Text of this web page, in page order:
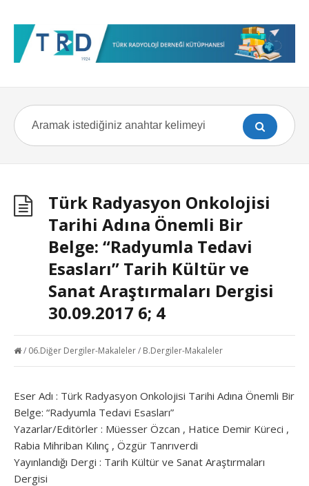
Türk Radyasyon Onkolojisi
Tarihi Adına Önemli Bir
Belge: “Radyumla Tedavi
Esasları” Tarih Kültür ve
Sanat Araştırmaları Dergisi
30.09.2017 6; 4
/ 06.Diğer Dergiler-Makaleler/ B.Dergiler-Makaleler
Eser Adı : Türk Radyasyon Onkolojisi Tarihi Adına Önemli Bir
Belge: “Radyumla Tedavi Esasları”
Yazarlar/Editörler : Müesser Özcan , Hatice Demir Küreci ,
Rabia Mihriban Kılınç , Özgür Tanrıverdi
Yayınlandığı Dergi : Tarih Kültür ve Sanat Araştırmaları
Dergisi